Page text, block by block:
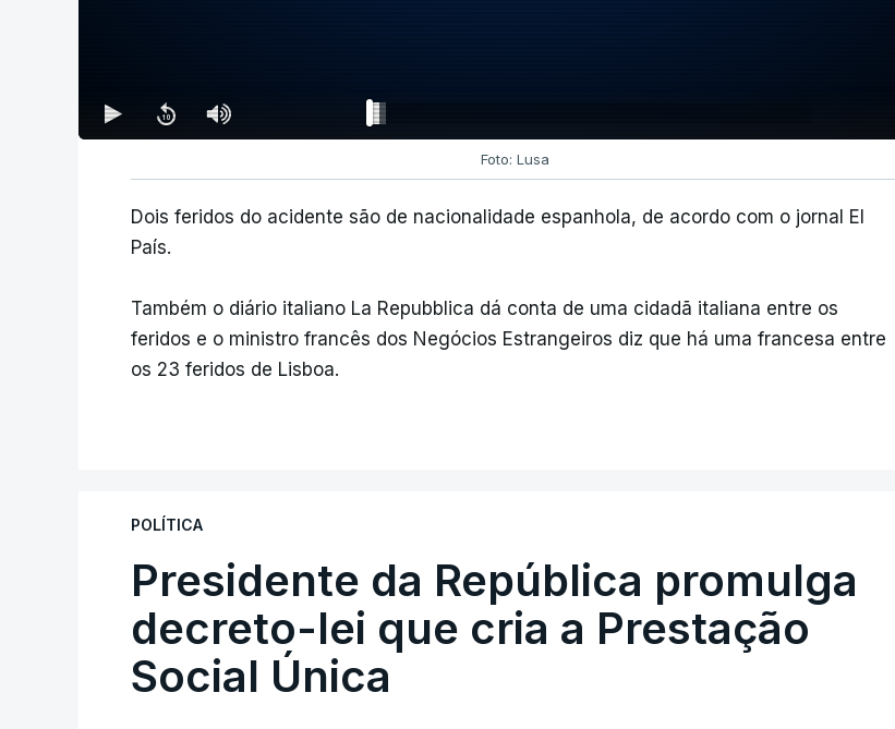
Foto: Lusa
Dois feridos do acidente são de nacionalidade espanhola, de acordo com o jornal El
País.
Também o diário italiano La Repubblica dá conta de uma cidadã italiana entre os
feridos e o ministro francês dos Negócios Estrangeiros diz que há uma francesa entre
os 23 feridos de Lisboa.
POLÍTICA
Presidente da República promulga
decreto-lei que cria a Prestação
Social Única